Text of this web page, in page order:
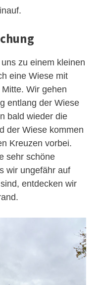
zu einem kleinen
eine Wiese mit
Wir gehen
entlang der Wiese
bald wieder die
der Wiese kommen
Kreuzen vorbei.
sehr schöne
wir ungefähr auf
entdecken wir